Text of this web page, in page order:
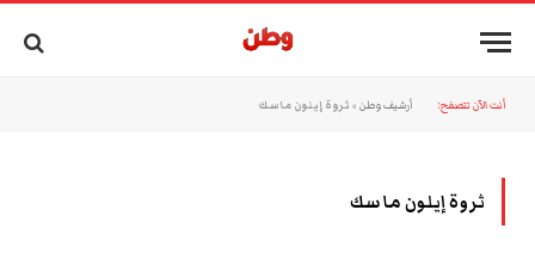
أنت الآن تتصفح: أرشيف وطن » ثروة إيلون ماسك
ثروة إيلون ماسك